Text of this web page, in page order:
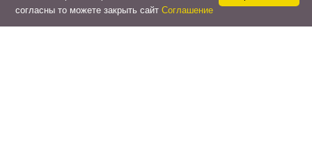
— Сколько дней можно не посещать детский
сад без справки?
согласны то можете закрыть сайт Соглашение